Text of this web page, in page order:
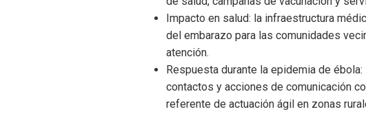
Impacto en salud: la infraestructura
del embarazo para las comunidades
atención.
Respuesta durante la epidemia de
contactos y acciones de comunicación
referente de actuación ágil en zonas